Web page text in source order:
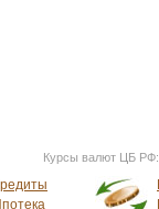
Курсы валют ЦБ РФ: